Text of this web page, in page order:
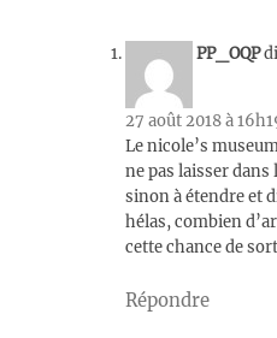
PP_OQP
27 août 2018 à
Le nicole’s
ne pas laisser
sinon à étendre et
hélas, combien
cette chance de
Répondre